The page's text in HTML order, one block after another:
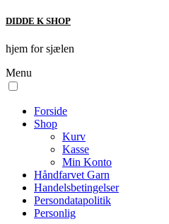
DIDDE K SHOP
hjem for sjælen
Menu
Forside
Shop
Kurv
Kasse
Min Konto
Håndfarvet Garn
Handelsbetingelser
Persondatapolitik
Personlig